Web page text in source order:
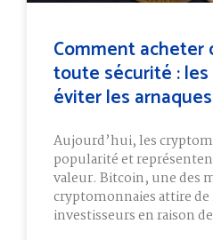
Comment acheter
toute sécurité :
éviter les arnaques
Aujourd’hui, les
popularité et
valeur. Bitcoin, une des
cryptomonnaies attire
investisseurs en raison